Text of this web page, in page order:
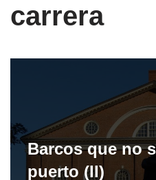
carrera
Barcos que no
puerto (II)